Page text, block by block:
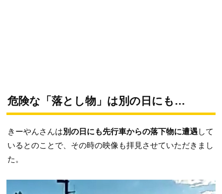
危険な「落とし物」は別の日にも…
きーやんさんは別の日にも先行車からの落下物に遭遇 して
いるとのことで、その時の映像も拝見させていただきまし
た。